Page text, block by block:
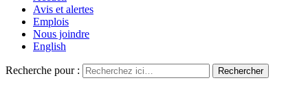
Avis et alertes
Emplois
Nous joindre
English
Recherche pour :